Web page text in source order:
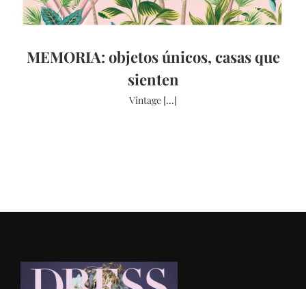
MEMORIA: objetos únicos, casas que
sienten
Vintage [...]